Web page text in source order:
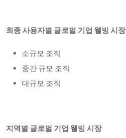
최종 사용자별 글로벌 기업 웰빙 시장
소규모 조직
중간 규모 조직
대규모 조직
지역별 글로벌 기업 웰빙 시장